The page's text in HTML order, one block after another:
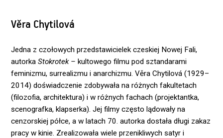
Věra Chytilová
Jedna z czołowych przedstawicielek czeskiej Nowej Fali,
autorkaStokrotek –kultowego filmu pod sztandarami
feminizmu, surrealizmu i anarchizmu. Věra Chytilová (1929–
2014) doświadczenie zdobywała na różnych fakultetach
(filozofia, architektura) i w różnych fachach (projektantka,
scenografka, klapserka). Jej filmy często lądowały na
cenzorskiej półce, a w latach 70. autorka dostała długi zakaz
pracy w kinie. Zrealizowała wiele przenikliwych satyr i